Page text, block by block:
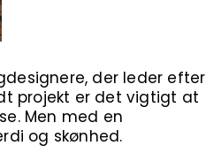
der leder efter
projekt er det vigtigt at
Men med en
og skønhed.